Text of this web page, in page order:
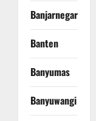
Banjarnegara
Banten
Banyumas
Banyuwangi